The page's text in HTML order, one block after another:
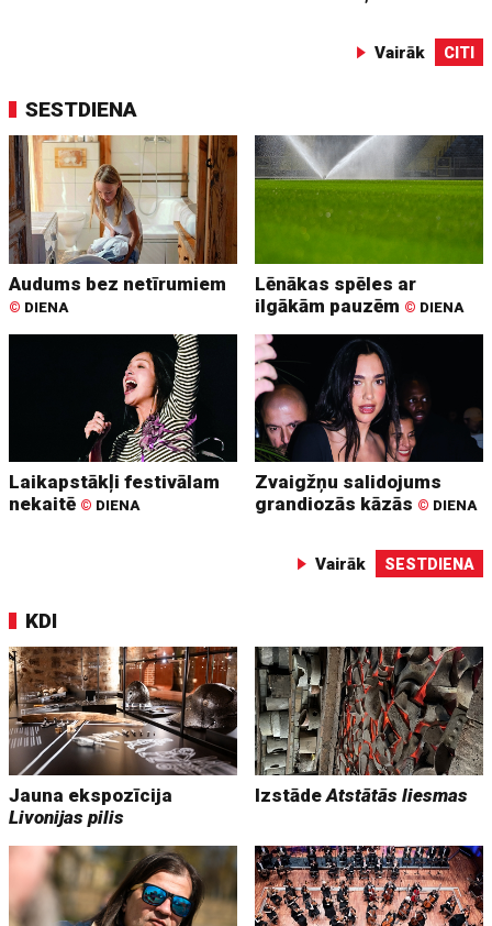
Vairāk CITI
SESTDIENA
Audums bez netīrumiem
© DIENA
Lēnākas spēles ar
ilgākām pauzēm © DIENA
Laikapstākļi festivālam
nekaitē © DIENA
Zvaigžņu salidojums
grandiozās kāzās © DIENA
Vairāk SESTDIENA
KDI
Jauna ekspozīcija
Livonijas pilis
IzstādeAtstātās liesmas